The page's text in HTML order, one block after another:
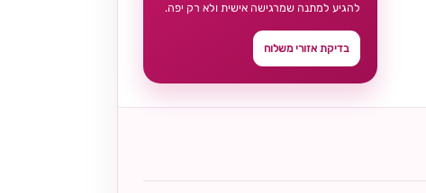
להגיע למתנה שמרגישה אישית ולא רק יפה.
בדיקת אזורי משלוח